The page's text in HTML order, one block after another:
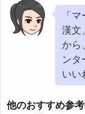
「
漢文
から
ンタ
いい
他のおすすめ参